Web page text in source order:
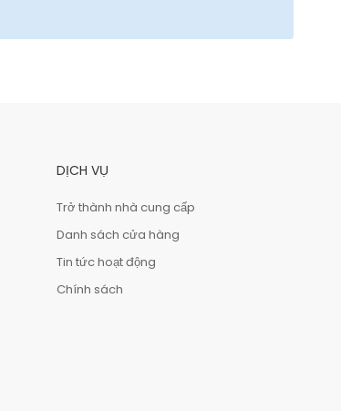
DỊCH VỤ
Trở thành nhà cung cấp
Danh sách cửa hàng
Tin tức hoạt động
Chính sách